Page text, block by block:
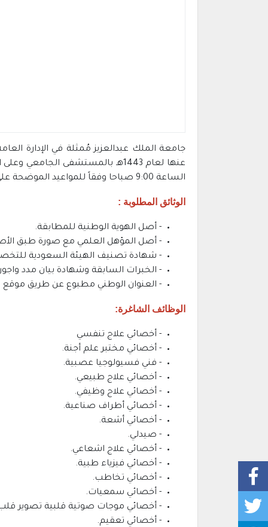
الساعة 9:00 صباحا وفقاً للمواعيد الموضحة على رأس كل جدول ولن يتم استقبال أي مرشح في غير الموعد المحدد له مع ضرورة احضار المستندات الموضحة أدناه :
الوثائق المطلوبة :
- أصل الهوية الوطنية للمطابقة.
- أصل المؤهل العلمي مع صورة طبق
- شهادة تصنيف الهيئة السعودية
- الخبرات السابقة وشهادة بيان مدد
- العنوان الوطني مطبوع عن طريق
الوظائف الشاغرة:
- أخصائي علاج تنفسي
- أخصائي مختبر علم أجنة.
- فني فسيولوجيا عصبية.
- أخصائي علاج طبيعي.
- أخصائي علاج وظيفي.
- أخصائي أطراف صناعية.
- أخصائي أشعة.
- صيدلي.
- أخصائي علاج اشعاعي.
- أخصائي فيزياء طبية.
- أخصائي تخاطب.
- أخصائي سمعيات.
- أخصائي موجات صوتية قلبية تصوير
- أخصائي تعقيم.